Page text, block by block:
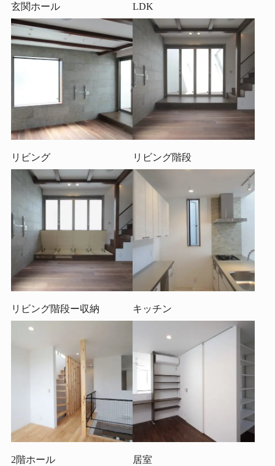
玄関ホール LDK
リビング リビング階段
リビング階段ー収納 キッチン
2階ホール 居室